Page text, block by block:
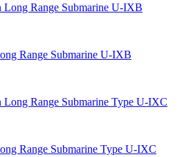
Range Submarine U-IXB
Range Submarine Type U-IXC